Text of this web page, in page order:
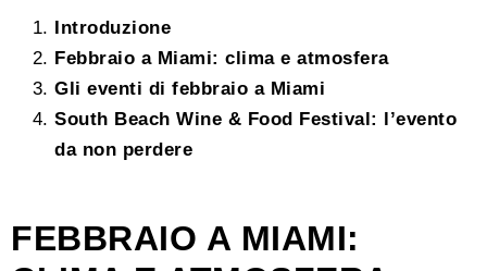
Introduzione
Febbraio a Miami: clima e atmosfera
Gli eventi di febbraio a Miami
South Beach Wine & Food Festival: l’evento
da non perdere
FEBBRAIO A MIAMI: